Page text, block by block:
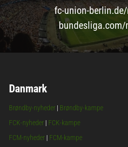
fc-union-
Danmark
Brøndby-nyheder| Brøndby-kampe
FCK-nyheder| FCK-kampe
FCM-nyheder| FCM-kampe